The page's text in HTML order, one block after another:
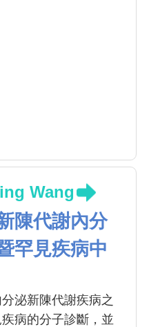
Wang
陳代謝內分
罕見疾病中
泌新陳代謝疾病之
病的分子診斷，並